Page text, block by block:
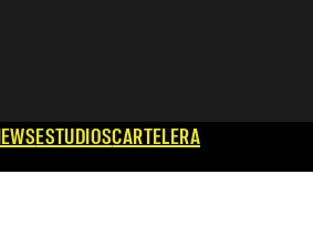
ESTUDIOSCARTELERA